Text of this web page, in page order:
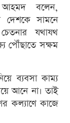
আহমদ বলেন,
দেশকে সামনে
যথাযথ
পৌঁছাতে সক্ষম
ব্যবসা কাম্য
আনে না। তাই
কল্যাণে কাজে